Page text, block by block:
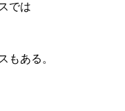
では
もある。